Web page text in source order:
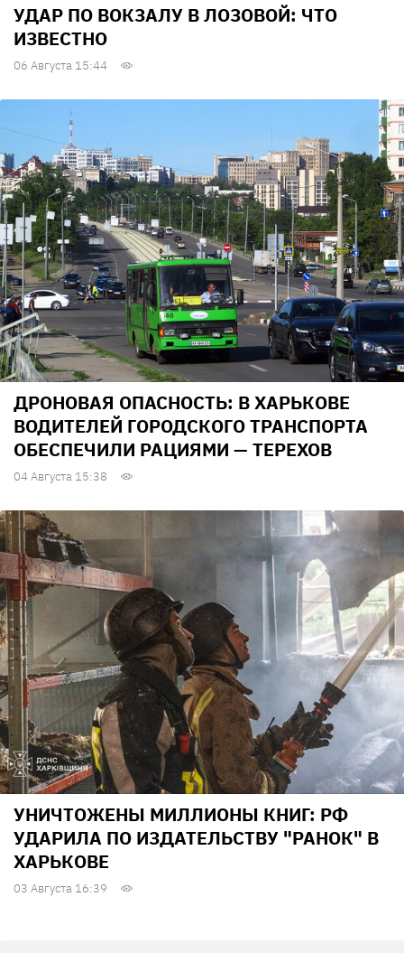
УДАР ПО ВОКЗАЛУ В ЛОЗОВОЙ: ЧТО
ИЗВЕСТНО
06 Августа 15:44
ДРОНОВАЯ ОПАСНОСТЬ: В ХАРЬКОВЕ
ВОДИТЕЛЕЙ ГОРОДСКОГО ТРАНСПОРТА
ОБЕСПЕЧИЛИ РАЦИЯМИ — ТЕРЕХОВ
04 Августа 15:38
УНИЧТОЖЕНЫ МИЛЛИОНЫ КНИГ: РФ
УДАРИЛА ПО ИЗДАТЕЛЬСТВУ "РАНОК" В
ХАРЬКОВЕ
03 Августа 16:39